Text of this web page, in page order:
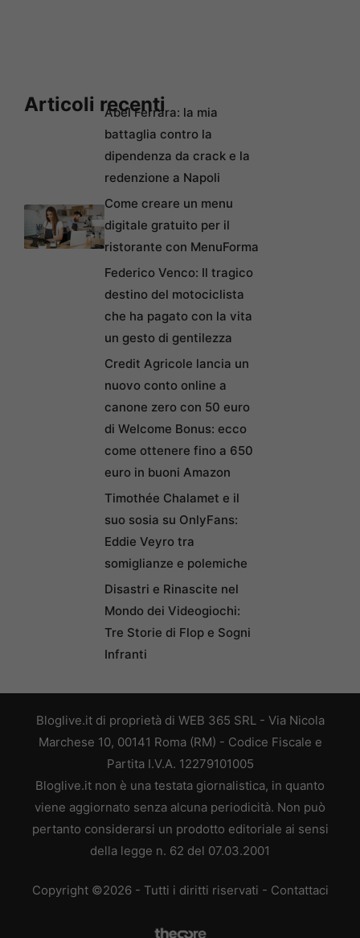
Articoli recenti
Abel Ferrara: la mia
battaglia contro la
dipendenza da crack e la
redenzione a Napoli
Come creare un menu
digitale gratuito per il
ristorante con MenuForma
Federico Venco: Il tragico
destino del motociclista
che ha pagato con la vita
un gesto di gentilezza
Credit Agricole lancia un
nuovo conto online a
canone zero con 50 euro
di Welcome Bonus: ecco
come ottenere fino a 650
euro in buoni Amazon
Timothée Chalamet e il
suo sosia su OnlyFans:
Eddie Veyro tra
somiglianze e polemiche
Disastri e Rinascite nel
Mondo dei Videogiochi:
Tre Storie di Flop e Sogni
Infranti
Bloglive.it di proprietà di WEB 365 SRL - Via Nicola
Marchese 10, 00141 Roma (RM) - Codice Fiscale e
Partita I.V.A. 12279101005
Bloglive.it non è una testata giornalistica, in quanto
viene aggiornato senza alcuna periodicità. Non può
pertanto considerarsi un prodotto editoriale ai sensi
della legge n. 62 del 07.03.2001
Copyright ©2026 - Tutti i diritti riservati - Contattaci